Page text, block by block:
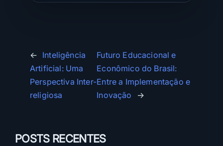
← Inteligência
Artificial: Uma
Perspectiva Inter-
religiosa
Futuro Educacional e
Econômico do Brasil:
Entre a Implementação e
Inovação
→
POSTS RECENTES